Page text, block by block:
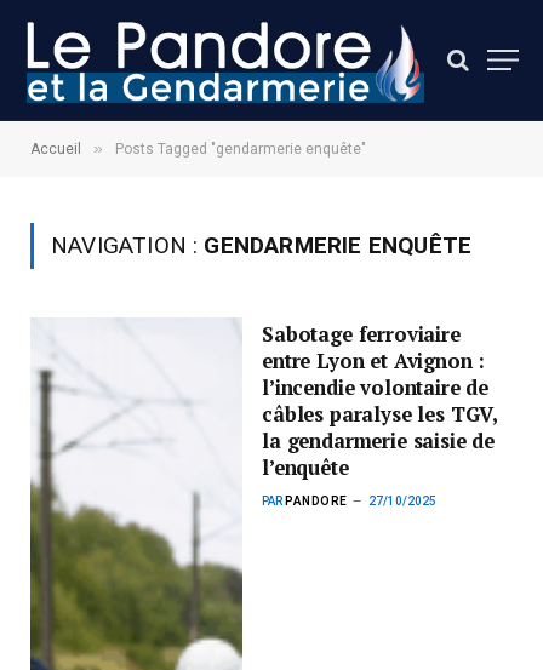
Accueil » Posts Tagged "gendarmerie enquête"
NAVIGATION : GENDARMERIE ENQUÊTE
Sabotage ferroviaire
entre Lyon et Avignon :
l’incendie volontaire de
câbles paralyse les TGV,
la gendarmerie saisie de
l’enquête
PAR PANDORE 27/10/2025